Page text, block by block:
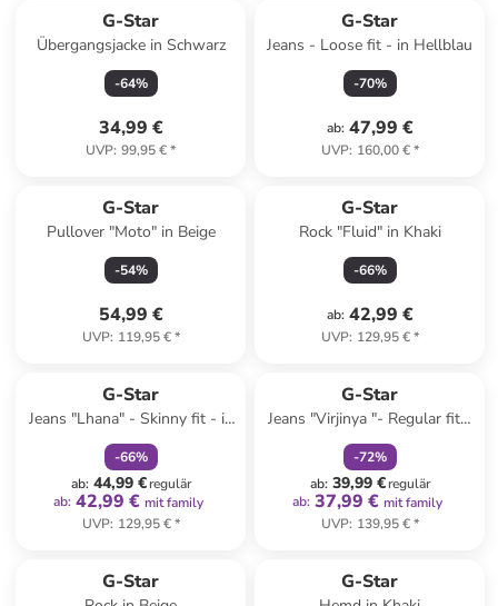
G-Star
Übergangsjacke in Schwarz
-64%
34,99 €
UVP: 99,95 €*
G-Star
Jeans - Loose fit - in Hellblau
-70%
ab: 47,99 €
UVP: 160,00 €*
G-Star
Pullover "Moto" in Beige
-54%
54,99 €
UVP: 119,95 €*
G-Star
Rock "Fluid" in Khaki
-66%
ab: 42,99 €
UVP: 129,95 €*
G-Star
Jeans "Lhana" - Skinny fit - in
Anthrazit
-66%
ab: 44,99 €regulär
ab: 42,99 € mit family
UVP: 129,95 €*
G-Star
Jeans "Virjinya "- Regular fit -
in Blau
-72%
ab: 39,99 €regulär
ab: 37,99 € mit family
UVP: 139,95 €*
G-Star G-Star